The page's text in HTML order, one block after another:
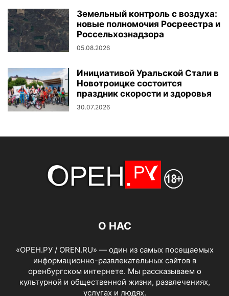
Земельный контроль с воздуха:
новые полномочия Росреестра и
Россельхознадзора
05.08.2026
Инициативой Уральской Стали в
Новотроицке состоится
праздник скорости и здоровья
30.07.2026
О НАС
«ОРЕН.РУ / OREN.RU» — один из самых посещаемых
информационно-развлекательных сайтов в
оренбургском интернете. Мы рассказываем о
культурной и общественной жизни, развлечениях,
услугах и людях.